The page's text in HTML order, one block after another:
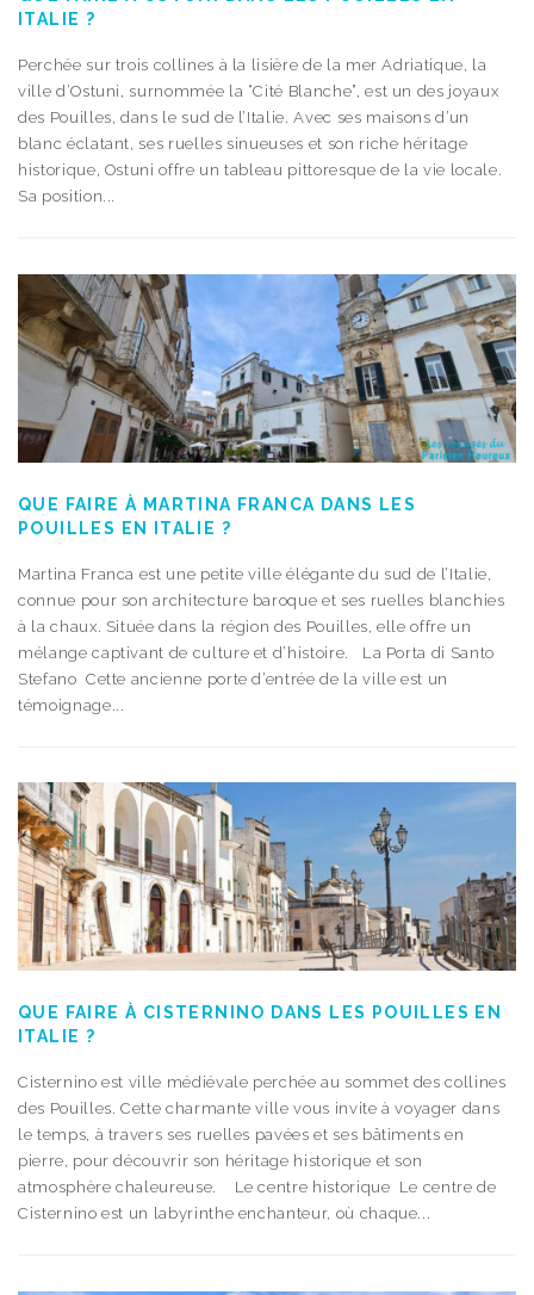
ITALIE ?
Perchée sur trois collines à la lisière de la mer Adriatique, la
ville d’Ostuni, surnommée la “Cité Blanche”, est un des joyaux
des Pouilles, dans le sud de l’Italie. Avec ses maisons d’un
blanc éclatant, ses ruelles sinueuses et son riche héritage
historique, Ostuni offre un tableau pittoresque de la vie locale.
Sa position...
QUE FAIRE À MARTINA FRANCA DANS LES
POUILLES EN ITALIE ?
Martina Franca est une petite ville élégante du sud de l’Italie,
connue pour son architecture baroque et ses ruelles blanchies
à la chaux. Située dans la région des Pouilles, elle offre un
mélange captivant de culture et d’histoire. La Porta di Santo
Stefano Cette ancienne porte d’entrée de la ville est un
témoignage...
QUE FAIRE À CISTERNINO DANS LES POUILLES EN
ITALIE ?
Cisternino est ville médiévale perchée au sommet des collines
des Pouilles. Cette charmante ville vous invite à voyager dans
le temps, à travers ses ruelles pavées et ses bâtiments en
pierre, pour découvrir son héritage historique et son
atmosphère chaleureuse. Le centre historique Le centre de
Cisternino est un labyrinthe enchanteur, où chaque...